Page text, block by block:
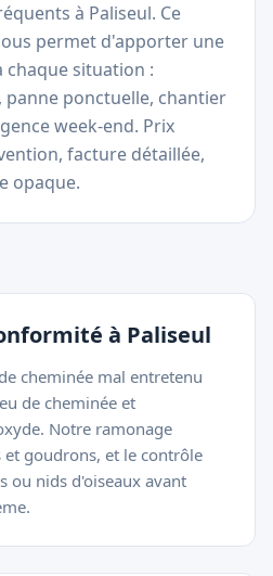
à Paliseul. Ce
permet d'apporter une
chaque situation :
ponctuelle, chantier
week-end. Prix
facture détaillée,
opaque.
à Paliseul
cheminée mal entretenu
de cheminée et
Notre ramonage
goudrons, et le contrôle
ou nids d'oiseaux avant